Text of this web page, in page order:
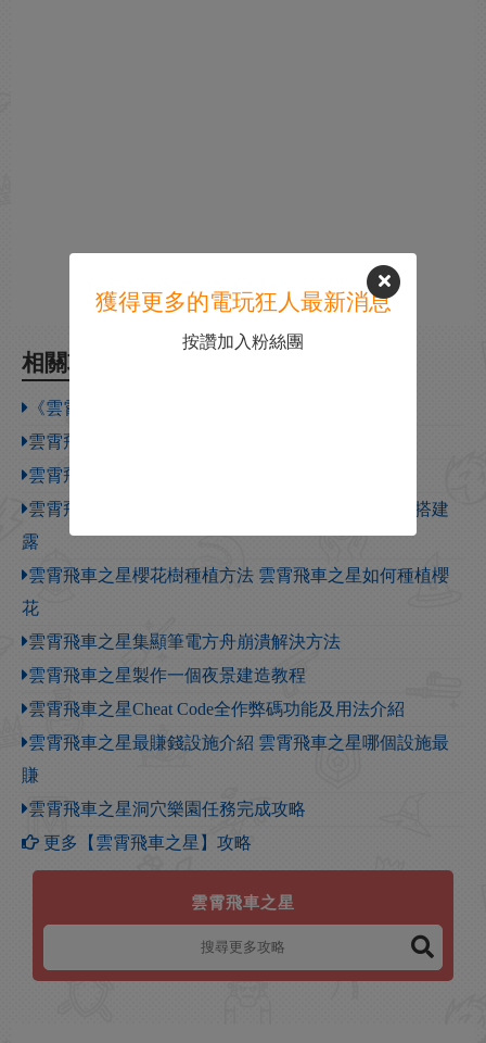
相關攻略
《雲霄飛車之星》雙城區賺錢方法介紹
雲霄飛車之星路線和廣場建設技巧
雲霄飛車之星中國式涼亭設計步驟
雲霄飛車之星搭建露天餐館步驟 雲霄飛車之星如何搭建
露
雲霄飛車之星櫻花樹種植方法 雲霄飛車之星如何種植櫻
花
雲霄飛車之星集顯筆電方舟崩潰解決方法
雲霄飛車之星製作一個夜景建造教程
雲霄飛車之星Cheat Code全作弊碼功能及用法介紹
雲霄飛車之星最賺錢設施介紹 雲霄飛車之星哪個設施最
賺
雲霄飛車之星洞穴樂園任務完成攻略
更多【雲霄飛車之星】攻略
雲霄飛車之星
獲得更多的電玩狂人最新消息
按讚加入粉絲團